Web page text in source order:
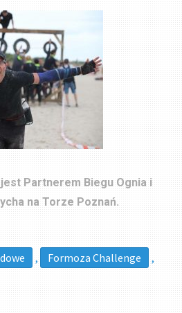
Partnerem Biegu Ognia i
na Torze Poznań.
, Formoza Challenge
,